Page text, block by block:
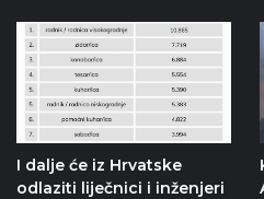
I dalje će iz Hrvatske
odlaziti liječnici i inženjeri